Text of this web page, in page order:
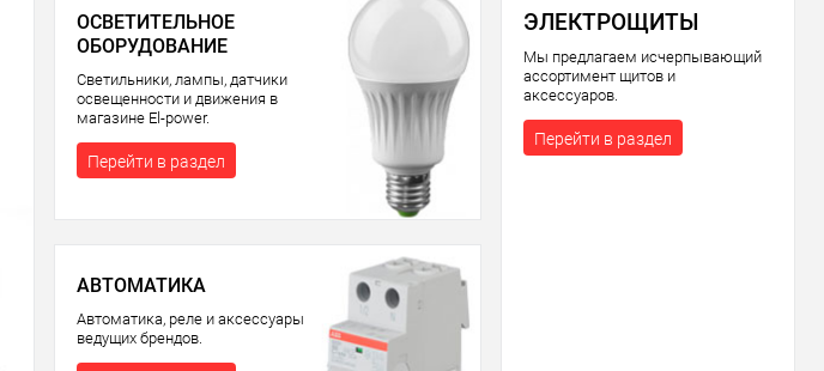
ОСВЕТИТЕЛЬНОЕ
ОБОРУДОВАНИЕ
Светильники, лампы, датчики
освещенности и движения в
магазине El-power.
Перейти в раздел
АВТОМАТИКА
Автоматика, реле и аксессуары
ведущих брендов.
ЭЛЕКТРОЩИТЫ
Мы предлагаем исчерпывающий
ассортимент щитов и
аксессуаров.
Перейти в раздел